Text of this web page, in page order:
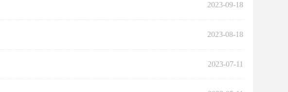
2023-09-18
2023-08-18
2023-07-11